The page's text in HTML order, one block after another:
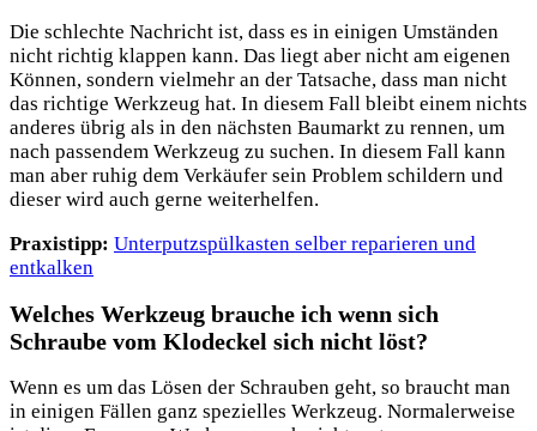
Die schlechte Nachricht ist, dass es in einigen Umständen
nicht richtig klappen kann. Das liegt aber nicht am eigenen
Können, sondern vielmehr an der Tatsache, dass man nicht
das richtige Werkzeug hat. In diesem Fall bleibt einem nichts
anderes übrig als in den nächsten Baumarkt zu rennen, um
nach passendem Werkzeug zu suchen. In diesem Fall kann
man aber ruhig dem Verkäufer sein Problem schildern und
dieser wird auch gerne weiterhelfen.
Praxistipp: Unterputzspülkasten selber reparieren und
entkalken
Welches Werkzeug brauche ich wenn sich
Schraube vom Klodeckel sich nicht löst?
Wenn es um das Lösen der Schrauben geht, so braucht man
in einigen Fällen ganz spezielles Werkzeug. Normalerweise